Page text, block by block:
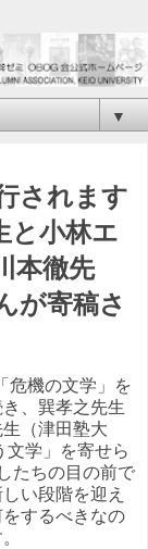
▼
されます
と小林エ
本徹先
が寄稿さ
危機の文学」を
、巽孝之先生
（津田塾大
文学」を寄せら
たちの目の前で
い段階を迎え
するべきなの